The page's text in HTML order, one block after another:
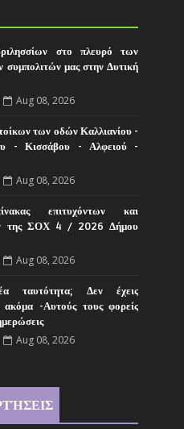
στο πλευρό των
συμπολιτών μας στην Δυτική
Aug 08, 2026
των οδών Καλλιανίου -
- Κισσάβου - Αλφειού -
Aug 08, 2026
επιτυχόντων και
της ΣΟΧ 4 / 2026 Δήμου
Aug 08, 2026
ταυτότητα; Δεν έχεις
ακόμα -Αυτούς τους φορείς
Aug 08, 2026